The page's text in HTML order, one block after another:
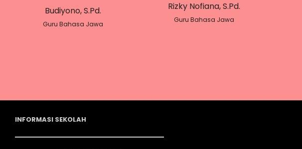
Budiyono, S.Pd.
Guru Bahasa Jawa
Rizky Nofiana, S.Pd.
Guru Bahasa Jawa
INFORMASI SEKOLAH